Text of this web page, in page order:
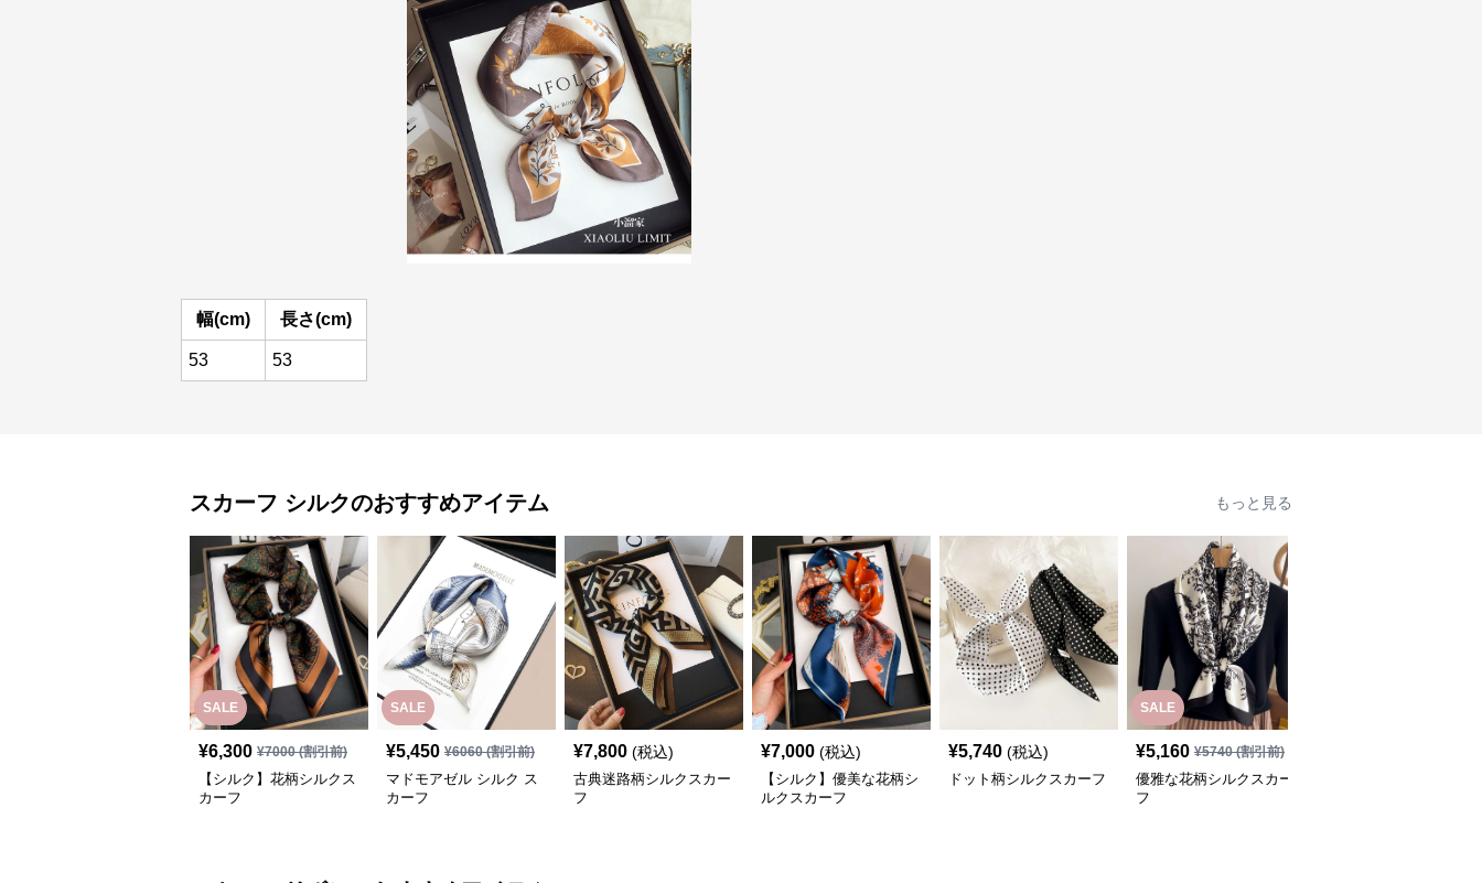
幅(cm) 長さ(cm)
53 53
スカーフ シルクのおすすめアイテム もっと見る
SALE
¥6,300 ¥7000(割引前)
【シルク】花柄シルクス
カーフ
SALE
¥5,450 ¥6060(割引前)
マドモアゼル シルク ス
カーフ
¥7,800 (税込)
古典迷路柄シルクスカー
フ
¥7,000 (税込)
【シルク】優美な花柄シ
ルクスカーフ
¥5,740 (税込)
ドット柄シルクスカーフ
SALE
¥5,160 ¥5740(割引前)
優雅な花柄シルクスカー
フ